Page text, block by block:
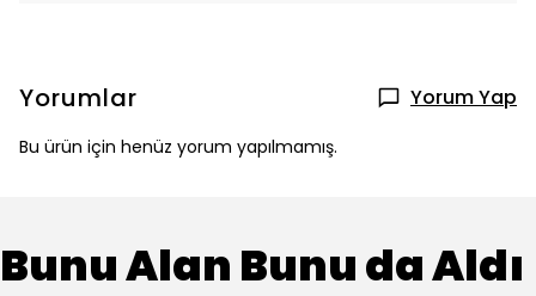
Yorumlar Yorum Yap
Bu ürün için henüz yorum yapılmamış.
Bunu Alan Bunu da Aldı